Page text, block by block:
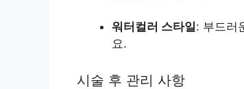
워터컬러 스타일: 부드러
요.
시술 후 관리 사항